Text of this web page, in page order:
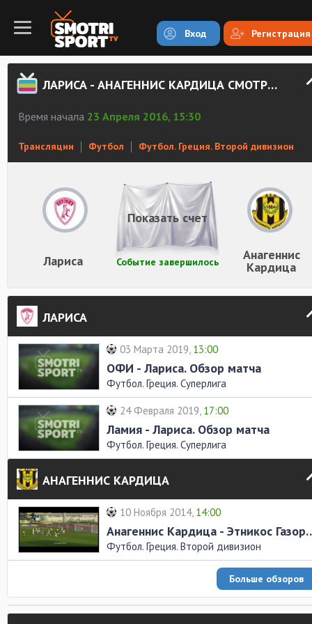
Вход Регистрация
ЛАРИСА - АНАГЕННИС КАРДИЦА СМОТРЕТЬ ОНЛАЙН
Время начала 23 Апреля 2016, 15:30
Трансляции Футбол Футбол. Греция. Второй дивизион
Лариса Анагеннис
Кардица
Событие завершилось
Показать счет
ЛАРИСА
03 Марта 2019, 13:00
ОФИ - Лариса. Обзор матча
Футбол. Греция. Суперлига
24 Февраля 2019, 17:00
Ламия - Лариса. Обзор матча
Футбол. Греция. Суперлига
АНАГЕННИС КАРДИЦА
10 Ноября 2014, 14:00
Анагеннис
Футбол. Греция. Второй дивизион
Больше обзоров